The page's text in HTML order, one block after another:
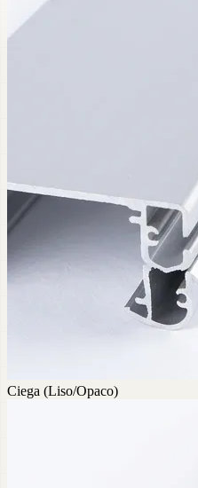
Ciega (Liso/Opaco)